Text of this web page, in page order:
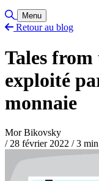
Basculer la recherche
Menu
Retour au blog
Tales
exploité
monnaie
Mor Bikovsky
/ 28 février 2022 /3 min